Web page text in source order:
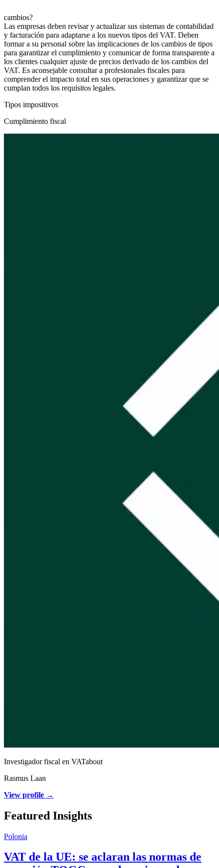
cambios?
Las empresas deben revisar y actualizar sus sistemas de contabilidad
y facturación para adaptarse a los nuevos tipos del VAT. Deben
formar a su personal sobre las implicaciones de los cambios de tipos
para garantizar el cumplimiento y comunicar de forma transparente a
los clientes cualquier ajuste de precios derivado de los cambios del
VAT. Es aconsejable consultar a profesionales fiscales para
comprender el impacto total en sus operaciones y garantizar que se
cumplan todos los requisitos legales.
Tipos impositivos
Cumplimiento fiscal
Investigador fiscal en VATabout
Rasmus Laan
View profile →
Featured Insights
Polonia
VAT de la UE: se aclaran las normas de